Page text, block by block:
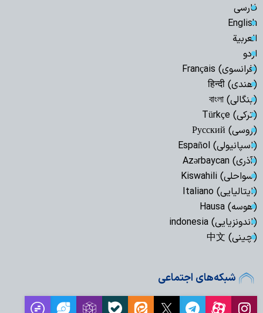
فارسی
English
العربیة
اردو
(فرانسوی) Français
(هندی) हिन्दी
(بنگالی) বাংলা
(ترکی) Türkçe
(روسی) Русский
(اسپانیولی) Español
(آذری) Azərbaycan
(سواحلی) Kiswahili
(ایتالیایی) Italiano
(هوسه) Hausa
(اندونزیایی) indonesia
(چینی) 中文
شبکه‌های اجتماعی